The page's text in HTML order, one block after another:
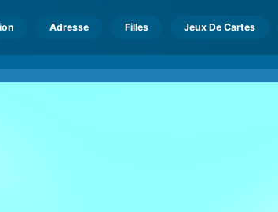
Adresse Filles Jeux De Cartes